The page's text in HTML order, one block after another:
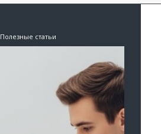
Полезные статьи